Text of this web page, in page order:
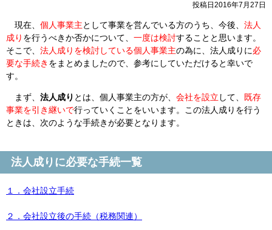
投稿日2016年7月27日
現在、 個人事業主として事業を営んでいる方のうち、今後、 法人
成り を行うべきか否かについて、 一度は検討することと思います。
そこで、 法人成りを検討している個人事業主の為に、法人成りに必
要な手続き をまとめましたので、参考にしていただけると幸いで
す。
まず、 法人成り とは、個人事業主の方が、 会社を設立 して、
既存
事業を引き継いで行っていくことをいいます。この法人成りを行う
ときは、次のような手続きが必要となります。
法人成りに必要な手続一覧
１．会社設立手続
２．会社設立後の手続（税務関連）